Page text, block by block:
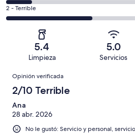
Basada
en
opiniones
decir,
Bueno.
opiniones
es
decir,
Aceptable.
de
opiniones
de
4,
Basada
132
de
opiniones
Puntuación
de
Terrible.
Basada
440
de
1113
opiniones
2 - Terrible
5.4
Limpieza
5.0
Servicios
Opiniones
Opinión verificada
2/10 Terrible
Ana
28 abr. 2026
No le gustó: Servicio y personal,